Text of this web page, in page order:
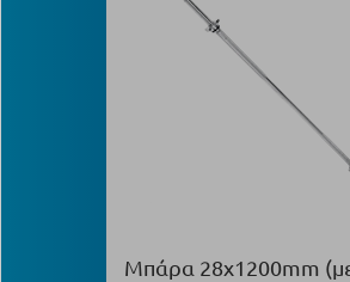
Μπάρα 28x1200mm